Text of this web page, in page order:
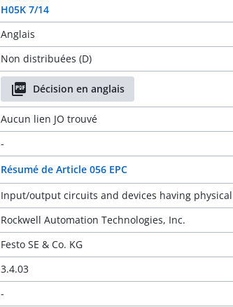
H05K 7/14
Anglais
Non distribuées (D)
Décision en anglais
Aucun lien JO trouvé
-
Résumé de Article 056 EPC
Input/output circuits and devices having
Rockwell Automation Technologies, Inc.
Festo SE & Co. KG
3.4.03
-